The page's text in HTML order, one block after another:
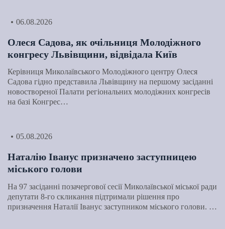
06.08.2026
Олеся Садова, як очільниця Молодіжного
конгресу Львівщини, відвідала Київ
Керівниця Миколаївського Молодіжного центру Олеся
Садова гідно представила Львівщину на першому засіданні
новоствореної Палати регіональних молодіжних конгресів
на базі Конгрес…
05.08.2026
Наталію Іванус призначено заступницею
міського голови
На 97 засіданні позачергової сесії Миколаївської міської ради
депутати 8-го скликання підтримали рішення про
призначення Наталії Іванус заступником міського голови. …